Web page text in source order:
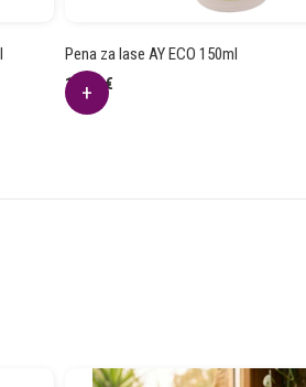
Pena za lase AY ECO 150ml
12.20€